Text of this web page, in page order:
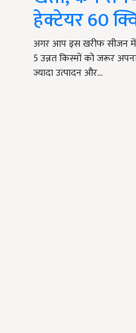
हेक्टेयर 60
अगर आप इस खरीफ सीजन में
5 उन्नत किस्मों को जरूर
ज्यादा उत्पादन और…